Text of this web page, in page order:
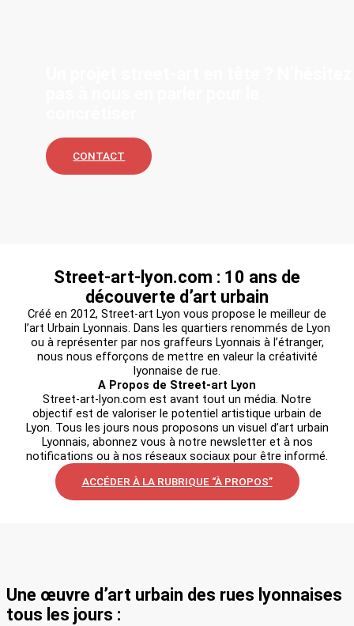
CONTACT
Street-art-lyon.com : 10 ans de
découverte d’art urbain
Créé en 2012, Street-art Lyon vous propose le meilleur de
l’art Urbain Lyonnais. Dans les quartiers renommés de Lyon
ou à représenter par nos graffeurs Lyonnais à l’étranger,
nous nous efforçons de mettre en valeur la créativité
lyonnaise de rue.
A Propos de Street-art Lyon
Street-art-lyon.com est avant tout un média. Notre
objectif est de valoriser le potentiel artistique urbain de
Lyon. Tous les jours nous proposons un visuel d’art urbain
Lyonnais, abonnez vous à notre newsletter et à nos
notifications ou à nos réseaux sociaux pour être informé.
ACCÉDER À LA RUBRIQUE “À PROPOS”
Une œuvre d’art urbain des rues lyonnaises
tous les jours :